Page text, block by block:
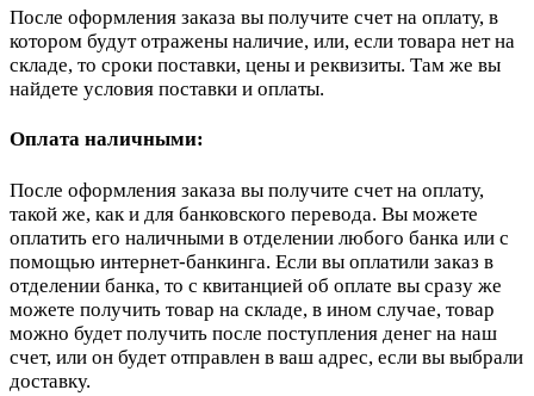
После оформления заказа вы получите счет на оплату, в
котором будут отражены наличие, или, если товара нет на
складе, то сроки поставки, цены и реквизиты. Там же вы
найдете условия поставки и оплаты.
Оплата наличными:
После оформления заказа вы получите счет на оплату,
такой же, как и для банковского перевода. Вы можете
оплатить его наличными в отделении любого банка или с
помощью интернет-банкинга. Если вы оплатили заказ в
отделении банка, то с квитанцией об оплате вы сразу же
можете получить товар на складе, в ином случае, товар
можно будет получить после поступления денег на наш
счет, или он будет отправлен в ваш адрес, если вы выбрали
доставку.